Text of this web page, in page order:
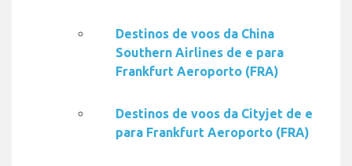
Destinos de voos da China
Southern Airlines de e para
Frankfurt Aeroporto (FRA)
Destinos de voos da Cityjet de e
para Frankfurt Aeroporto (FRA)